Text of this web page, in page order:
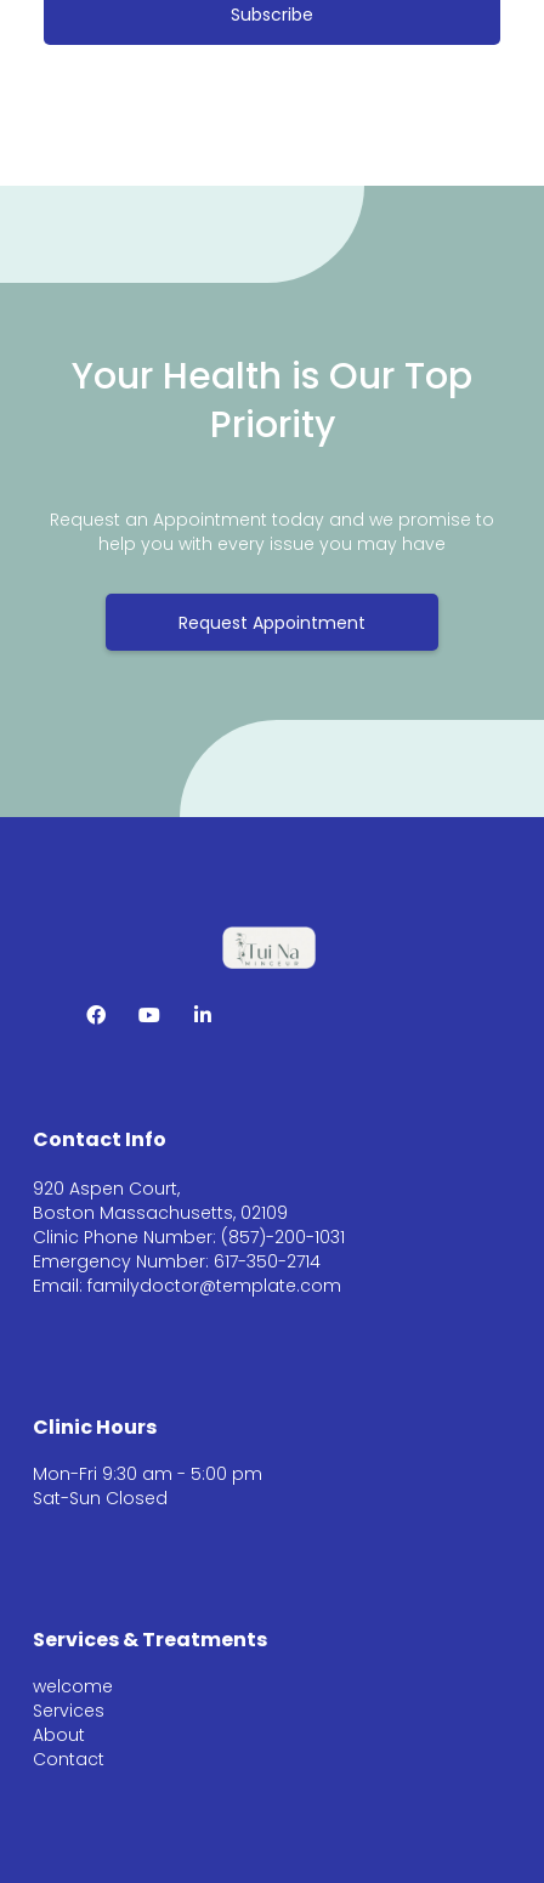
Subscribe
Your Health is Our Top
Priority
Request an Appointment today and we promise to
help you with every issue you may have
Request Appointment
Contact Info
920 Aspen Court,
Boston Massachusetts, 02109
Clinic Phone Number: (857)-200-1031
Emergency Number: 617-350-2714
Email: familydoctor@template.com
Clinic Hours
Mon-Fri 9:30 am - 5:00 pm
Sat-Sun Closed
Services & Treatments
welcome
Services
About
Contact